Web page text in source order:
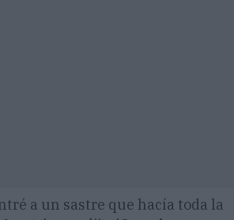
a un sastre que hacía toda la